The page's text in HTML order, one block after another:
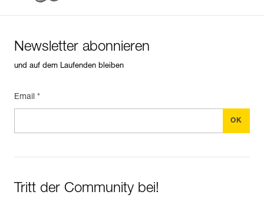
Newsletter abonnieren
und auf dem Laufenden bleiben
Email *
Tritt der Community bei!